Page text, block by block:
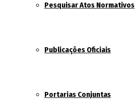
Pesquisar Atos Normativos
Publicações Oficiais
Portarias Conjuntas